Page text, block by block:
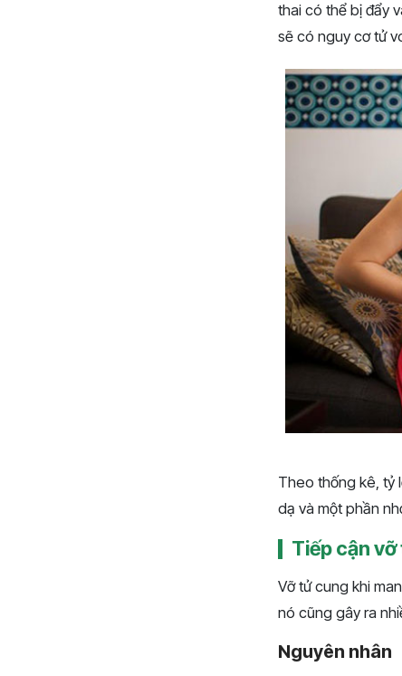
thai có thể bị đẩy
sẽ có nguy cơ tử
Theo thống kê, tỷ
dạ và một phần
Tiếp cận
Vỡ tử cung khi
nó cũng gây ra
Nguyên nhân